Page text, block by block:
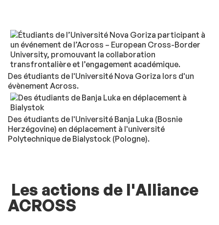
Des étudiants de l'Université Nova Goriza lors d'un
évènement Across.
Des étudiants de l'Université Banja Luka (Bosnie
Herzégovine) en déplacement à l'université
Polytechnique de Bialystock (Pologne).
Les actions de l'Alliance
ACROSS